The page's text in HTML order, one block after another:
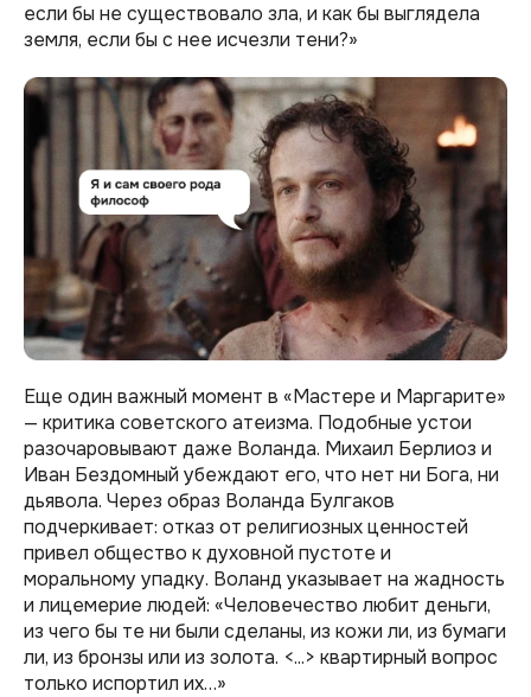
если бы не существовало зла, и как бы выглядела
земля, если бы с нее исчезли тени?»
Еще один важный момент в «Мастере и Маргарите»
— критика советского атеизма. Подобные устои
разочаровывают даже Воланда. Михаил Берлиоз и
Иван Бездомный убеждают его, что нет ни Бога, ни
дьявола. Через образ Воланда Булгаков
подчеркивает: отказ от религиозных ценностей
привел общество к духовной пустоте и
моральному упадку. Воланд указывает на жадность
и лицемерие людей: «Человечество любит деньги,
из чего бы те ни были сделаны, из кожи ли, из бумаги
ли, из бронзы или из золота. <...> квартирный вопрос
только испортил их…»